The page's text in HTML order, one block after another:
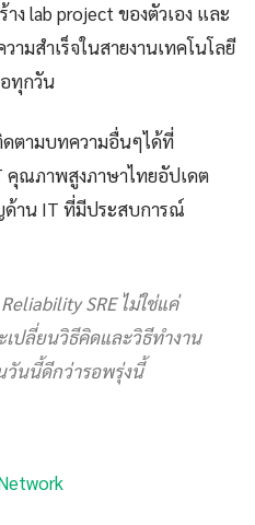
ง lab project ของตัวเอง และ
มสำเร็จในสายงานเทคโนโลยี
ทุกวัน
ดตามบทความอื่นๆได้ที่
คุณภาพสูงภาษาไทยอัปเดต
ด้าน IT ที่มีประสบการณ์
SRE ไม่ใช่แค่
ปลี่ยนวิธีคิดและวิธีทำงาน
นนี้ดีกว่ารอพรุ่งนี้